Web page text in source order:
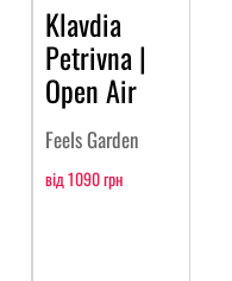
Klavdia
Petrivna |
Open Air
Feels Garden
від 1090 грн